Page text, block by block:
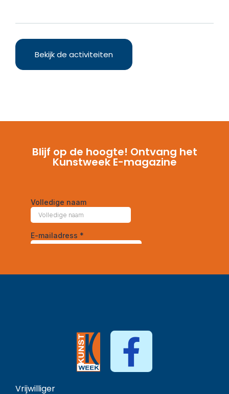
Bekijk de activiteiten
Blijf op de hoogte! Ontvang het
Kunstweek E-magazine
Vrijwilliger